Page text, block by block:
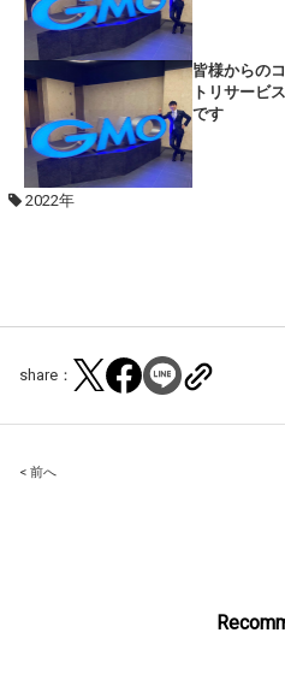
皆様からの
トリサービ
です
2022年
share：
Post
< 前へ